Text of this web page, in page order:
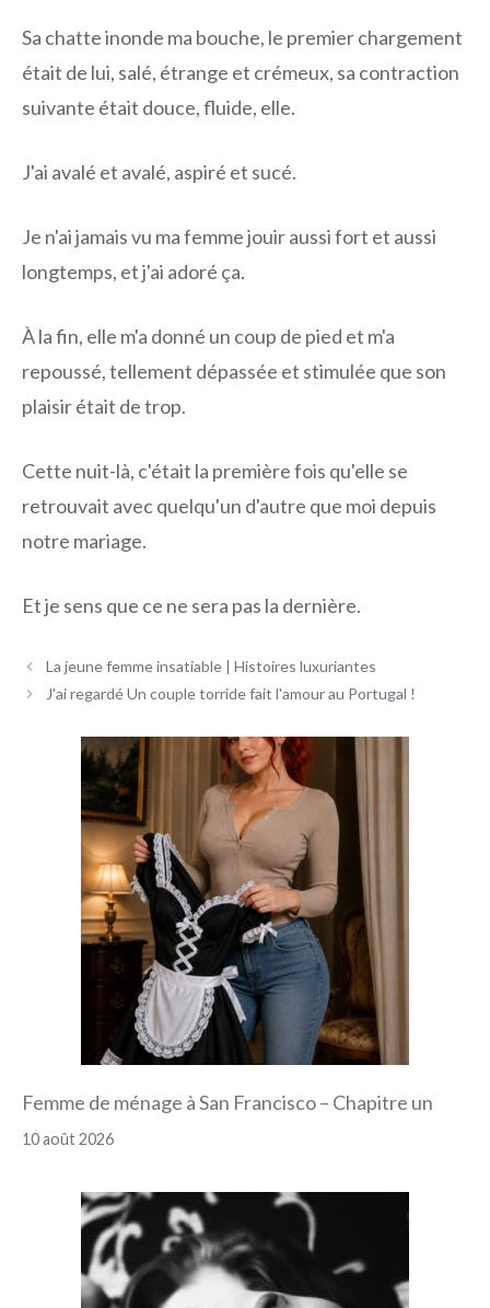
Sa chatte inonde ma bouche, le premier chargement
était de lui, salé, étrange et crémeux, sa contraction
suivante était douce, fluide, elle.
J'ai avalé et avalé, aspiré et sucé.
Je n'ai jamais vu ma femme jouir aussi fort et aussi
longtemps, et j'ai adoré ça.
À la fin, elle m'a donné un coup de pied et m'a
repoussé, tellement dépassée et stimulée que son
plaisir était de trop.
Cette nuit-là, c'était la première fois qu'elle se
retrouvait avec quelqu'un d'autre que moi depuis
notre mariage.
Et je sens que ce ne sera pas la dernière.
Navigation
des
La jeune femme insatiable | Histoires luxuriantes
J'ai regardé Un couple torride fait l'amour au Portugal !
Femme de ménage à San Francisco – Chapitre un
10 août 2026